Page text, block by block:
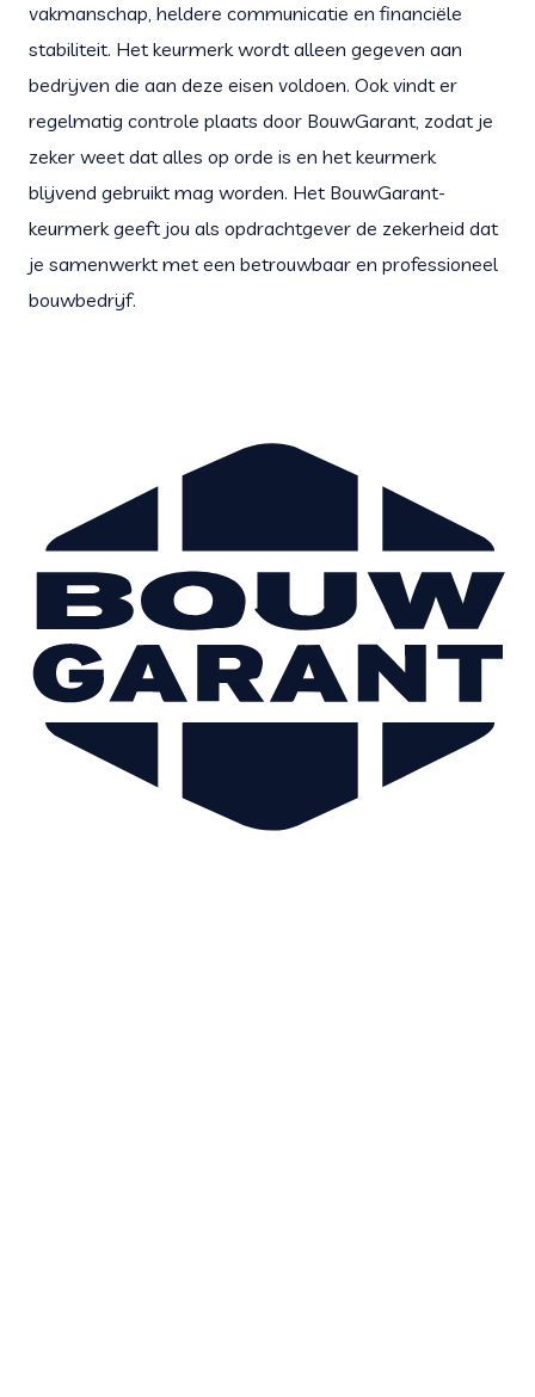
vakmanschap, heldere communicatie en financiële
stabiliteit. Het keurmerk wordt alleen gegeven aan
bedrijven die aan deze eisen voldoen. Ook vindt er
regelmatig controle plaats door BouwGarant, zodat je
zeker weet dat alles op orde is en het keurmerk
blijvend gebruikt mag worden. Het BouwGarant-
keurmerk geeft jou als opdrachtgever de zekerheid dat
je samenwerkt met een betrouwbaar en professioneel
bouwbedrijf.